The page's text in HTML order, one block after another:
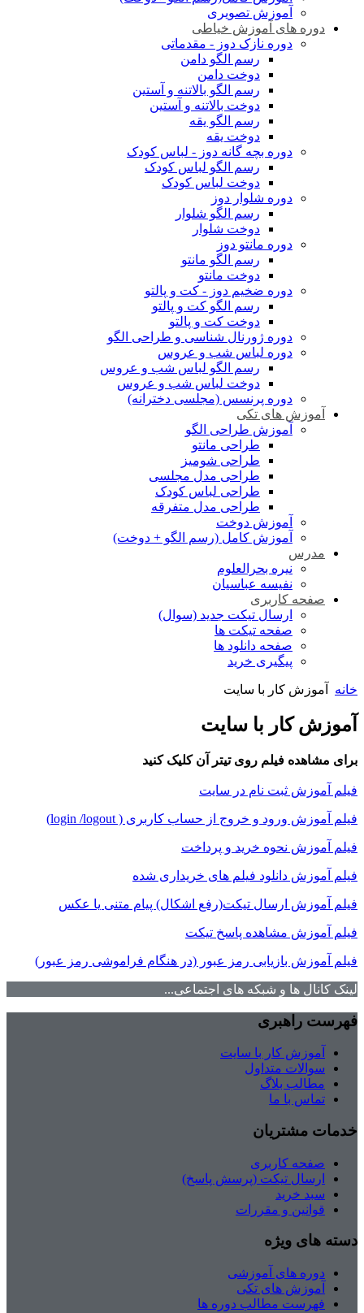
آموزش تصویری
دوره های آموزش خیاطی
دوره نازک دوز - مقدماتی
رسم الگو دامن
دوخت دامن
رسم الگو بالاتنه و آستین
دوخت بالاتنه و آستین
رسم الگو یقه
دوخت یقه
دوره بچه گانه دوز - لباس کودک
رسم الگو لباس کودک
دوخت لباس کودک
دوره شلوار دوز
رسم الگو شلوار
دوخت شلوار
دوره مانتو دوز
رسم الگو مانتو
دوخت مانتو
دوره ضخیم دوز - کت و پالتو
رسم الگو کت و پالتو
دوخت کت و پالتو
دوره ژورنال شناسی و طراحی الگو
دوره لباس شب و عروس
رسم الگو لباس شب و عروس
دوخت لباس شب و عروس
دوره پرنسس (مجلسی دخترانه)
آموزش های تکی
آموزش طراحی الگو
طراحی مانتو
طراحی شومیز
طراحی مدل مجلسی
طراحی لباس کودک
طراحی مدل متفرقه
آموزش دوخت
آموزش کامل (رسم الگو + دوخت)
مدرس
نیره بحرالعلوم
نفیسه عباسیان
صفحه کاربری
ارسال تیکت جدید (سوال)
صفحه تیکت ها
صفحه دانلود ها
پیگیری خرید
خانه آموزش کار با سایت
آموزش کار با سایت
برای مشاهده فیلم روی تیتر آن کلیک کنید
فیلم آموزش ثبت نام در سایت
فیلم آموزش ورود و خروج از حساب کاربری ( login /logout)
فیلم آموزش نحوه خرید و پرداخت
فیلم آموزش دانلود فیلم های خریداری شده
فیلم آموزش ارسال تیکت(رفع اشکال) پیام متنی یا عکس
فیلم آموزش مشاهده پاسخ تیکت
فیلم آموزش بازیابی رمز عبور (در هنگام فراموشی رمز عبور)
لینک کانال ها و شبکه های اجتماعی...
فهرست راهبری
آموزش کار با سایت
سوالات متداول
مطالب بلاگ
تماس با ما
خدمات مشتریان
صفحه کاربری
ارسال تیکت (پرسش پاسخ)
سبد خرید
قوانین و مقررات
دسته های ویژه
دوره های آموزشی
آموزش های تکی
فهرست مطالب دوره ها